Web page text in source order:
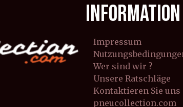
INFORMATION
Impressum
Wer sind wir ?
Unsere Ratschläge
Kontaktieren Sie uns
pneucollection.com